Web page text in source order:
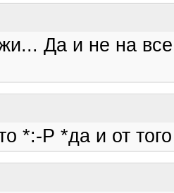
Да и не на
*:-P *да и от